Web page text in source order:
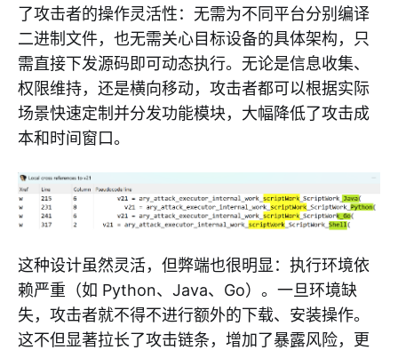
了攻击者的操作灵活性：无需为不同平台分别编译
二进制文件，也无需关心目标设备的具体架构，只
需直接下发源码即可动态执行。无论是信息收集、
权限维持，还是横向移动，攻击者都可以根据实际
场景快速定制并分发功能模块，大幅降低了攻击成
本和时间窗口。
这种设计虽然灵活，但弊端也很明显：执行环境依
赖严重（如 Python、Java、Go）。一旦环境缺
失，攻击者就不得不进行额外的下载、安装操作。
这不但显著拉长了攻击链条，增加了暴露风险，更